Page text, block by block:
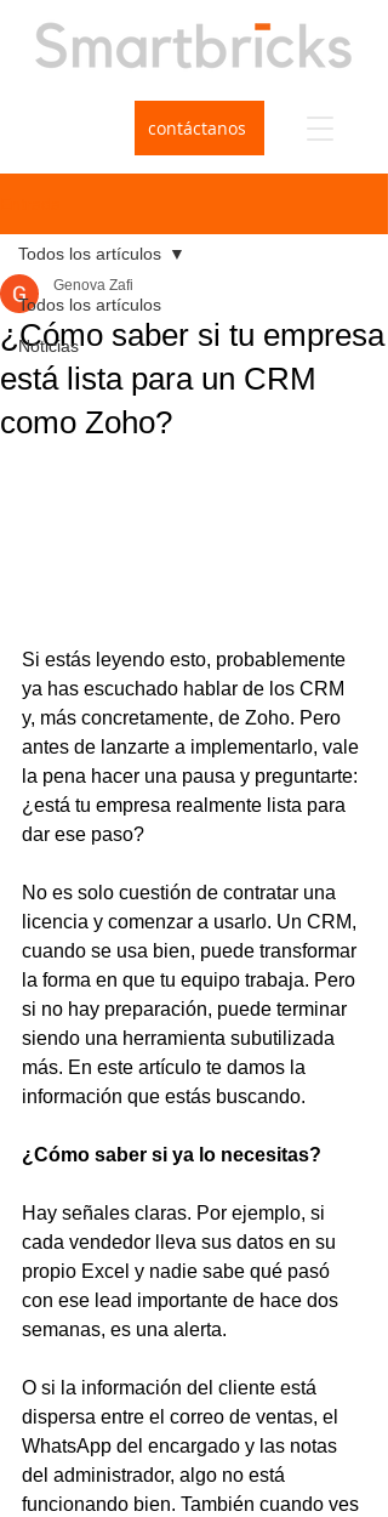
contáctanos
Todos los artículos
Noticias
Todos los artículos
¿Cómo saber si tu empresa
está lista para un CRM
como Zoho?
Genova Zafi
Si estás leyendo esto, probablemente
ya has escuchado hablar de los CRM
y, más concretamente, de Zoho. Pero
antes de lanzarte a implementarlo, vale
la pena hacer una pausa y preguntarte:
¿está tu empresa realmente lista para
dar ese paso?
No es solo cuestión de contratar una
licencia y comenzar a usarlo. Un CRM,
cuando se usa bien, puede transformar
la forma en que tu equipo trabaja. Pero
si no hay preparación, puede terminar
siendo una herramienta subutilizada
más. En este artículo te damos la
información que estás buscando.
¿Cómo saber si ya lo necesitas?
Hay señales claras. Por ejemplo, si
cada vendedor lleva sus datos en su
propio Excel y nadie sabe qué pasó
con ese lead importante de hace dos
semanas, es una alerta.
O si la información del cliente está
dispersa entre el correo de ventas, el
WhatsApp del encargado y las notas
del administrador, algo no está
funcionando bien. También cuando ves